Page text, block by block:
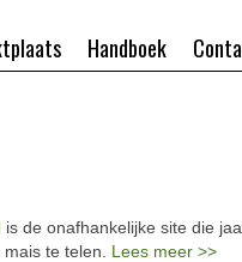
Handboek
is de onafhankelijke site die
te telen. Lees meer >>